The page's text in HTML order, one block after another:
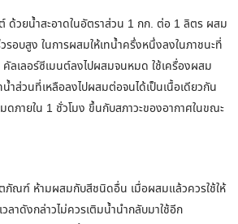
ด้วยน้ำสะอาดในอัตราส่วน 1 กก. ต่อ 1 ลิตร ผสม
อบสูง ในการผสมให้เทน้ำครึ่งหนึ่งลงในภาชนะที่
คัลเลอร์ซีเมนต์ลงไปผสมจนหมด ใช้เครื่องผสม
ำส่วนที่เหลือลงไปผสมต่อจนได้เป็นเนื้อเดียวกัน
ดภายใน 1 ชั่วโมง ขึ้นกับสภาวะของอากาศในขณะ
ภัณฑ์ ห้ามผสมกับสีชนิดอื่น เมื่อผสมแล้วควรใช้ให้
ลาดังกล่าวไม่ควรเติมน้ำนำกลับมาใช้อีก